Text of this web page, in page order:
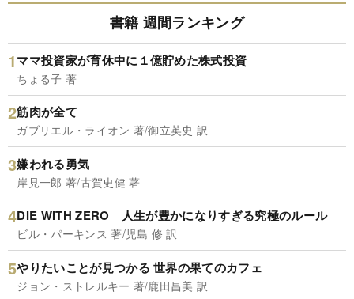
書籍 週間ランキング
ママ投資家が育休中に１億貯めた株式投資
ちょる子 著
筋肉が全て
ガブリエル・ライオン 著/御立英史 訳
嫌われる勇気
岸見一郎 著/古賀史健 著
DIE WITH ZERO 人生が豊かになりすぎる究極のルール
ビル・パーキンス 著/児島 修 訳
やりたいことが見つかる 世界の果てのカフェ
ジョン・ストレルキー 著/鹿田昌美 訳